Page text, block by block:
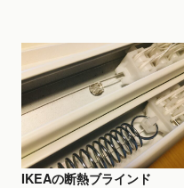
IKEAの断熱ブラインド